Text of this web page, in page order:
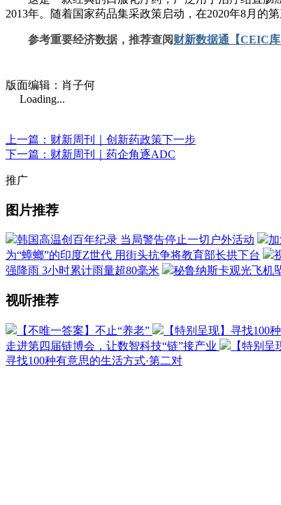
2013年。随着国家药品集采政策启动，在2020年8月的
参考重要经济数据，推荐查阅财新数据通【CEIC库
版面编辑：肖子何
Loading...
上一篇：财新周刊｜创新药政策下一步
下一篇：财新周刊｜药企角逐ADC
推广
图片推荐
韩国高温创百年纪录 当局警告停止一切户外活动
为“蟑螂”的印度Z世代 用街头抗争将教育部长拱下台
强降雨 3小时累计雨量超80毫米
秘鲁纳斯卡观光飞机
视听推荐
【不唯一答案】不止“养老” 【特别呈现】寻找100
走进第四届链博会，让数智科技“链”接产业
【特别
寻找100种有意思的生活方式·第二对